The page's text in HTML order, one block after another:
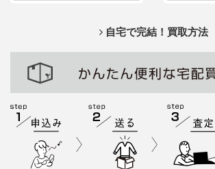
自宅で完結！買取方法